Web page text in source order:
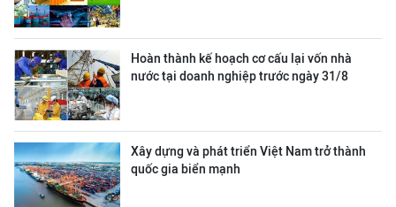
Hoàn thành kế hoạch cơ cấu lại vốn nhà
nước tại doanh nghiệp trước ngày 31/8
Xây dựng và phát triển Việt Nam trở thành
quốc gia biển mạnh